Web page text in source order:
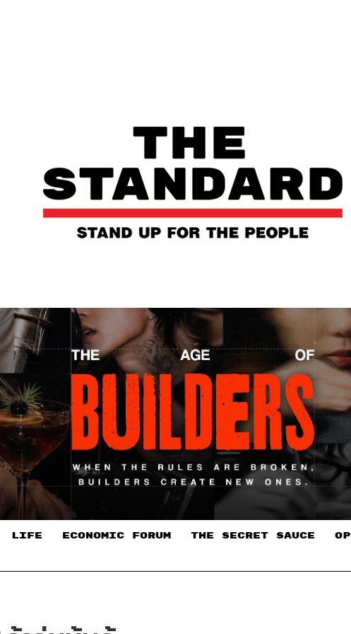
LIFE ECONOMIC FORUM THE SECRET SAUCE​